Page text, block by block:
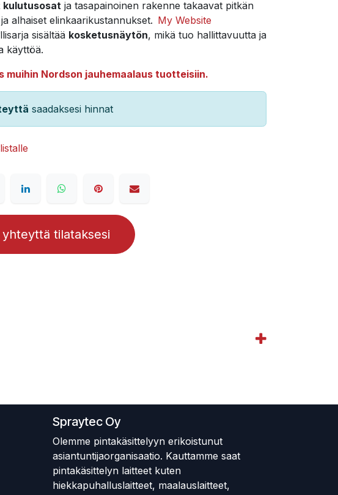
kulutusosat ja tasapainoinen rakenne takaavat pitkän
alhaiset elinkaarikustannukset. My Website
sisältää kosketusnäytön, mikä tuo hallittavuutta ja
käyttöä.
muihin Nordson jauhemaalaus tuotteisiin.
saadaksesi hinnat
yhteyttä tilataksesi
Spraytec Oy
Olemme pintakäsittelyyn erikoistunut
asiantuntijaorganisaatio. Kauttamme saat
pintakäsittelyn laitteet kuten
hiekkapuhalluslaitteet, maalauslaitteet,